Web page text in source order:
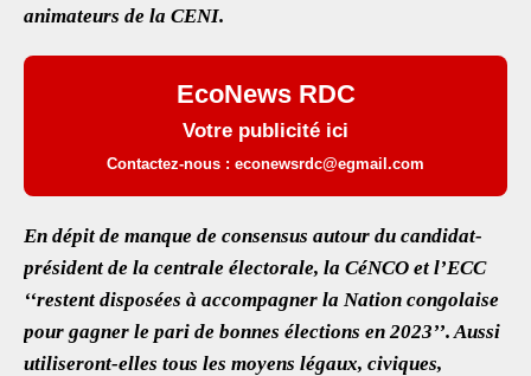
animateurs de la CENI.
EcoNews RDC
Votre publicité ici
Contactez-nous : econewsrdc@egmail.com
En dépit de manque de consensus autour du candidat-
président de la centrale électorale, la CéNCO et l’ECC
‘‘restent disposées à accompagner la Nation congolaise
pour gagner le pari de bonnes élections en 2023’’. Aussi
utiliseront-elles tous les moyens légaux, civiques,